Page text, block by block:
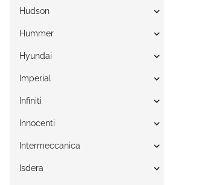
Hudson
Hummer
Hyundai
Imperial
Infiniti
Innocenti
Intermeccanica
Isdera